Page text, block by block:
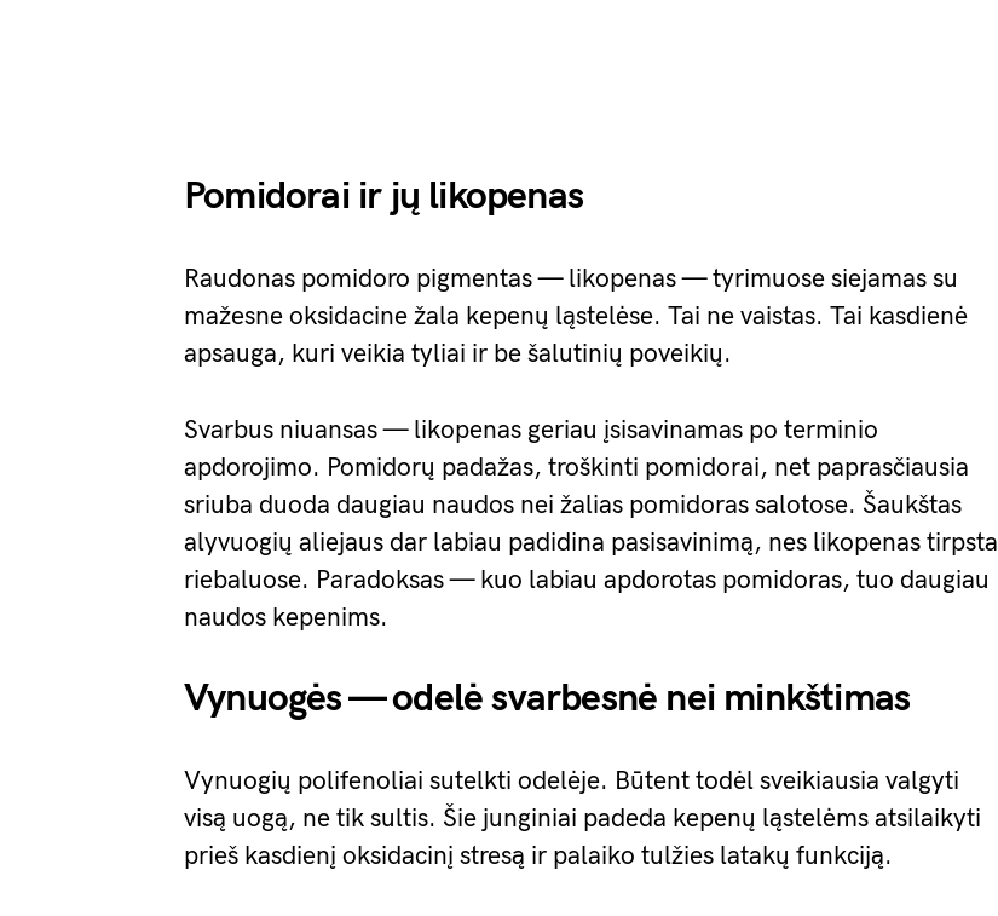
Pomidorai ir jų likopenas
Raudonas pomidoro pigmentas — likopenas — tyrimuose siejamas su
mažesne oksidacine žala kepenų ląstelėse. Tai ne vaistas. Tai kasdienė
apsauga, kuri veikia tyliai ir be šalutinių poveikių.
Svarbus niuansas — likopenas geriau įsisavinamas po terminio
apdorojimo. Pomidorų padažas, troškinti pomidorai, net paprasčiausia
sriuba duoda daugiau naudos nei žalias pomidoras salotose. Šaukštas
alyvuogių aliejaus dar labiau padidina pasisavinimą, nes likopenas tirpsta
riebaluose. Paradoksas — kuo labiau apdorotas pomidoras, tuo daugiau
naudos kepenims.
Vynuogės — odelė svarbesnė nei minkštimas
Vynuogių polifenoliai sutelkti odelėje. Būtent todėl sveikiausia valgyti
visą uogą, ne tik sultis. Šie junginiai padeda kepenų ląstelėms atsilaikyti
prieš kasdienį oksidacinį stresą ir palaiko tulžies latakų funkciją.